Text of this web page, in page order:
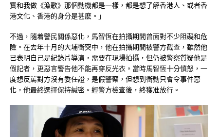
實和我做《漁歌》那個動機都是一樣，都是想了解香港人、或者香
港文化、香港的身分是甚麽。」
不過，隨着警民關係惡化，馬智恆在拍攝期間曾面對不少阻礙和危
險。在去年十月的大埔衝突中，他在拍攝期間被警方截查，雖然他
已表明自己是紀錄片導演，需要在現場拍攝，但仍被警察質疑他是
假記者，更惡言警告他不能再穿反光衣。當時馬智恆十分憤怒，一
度想反罵對方沒有委任證，是假警察，但想到衝動只會令事件惡
化，他最終選擇保持緘密。經警方檢查後，終獲准放行。